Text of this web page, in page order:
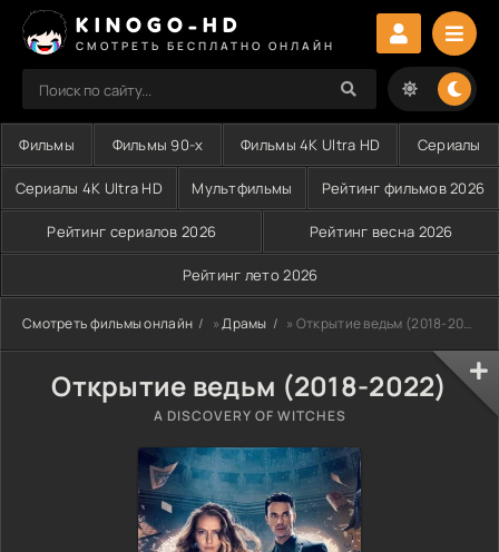
KINOGO-HD
СМОТРЕТЬ БЕСПЛАТНО ОНЛАЙН
Фильмы Фильмы 90-х Фильмы 4K Ultra HD Сериалы
Сериалы 4K Ultra HD Мультфильмы Рейтинг фильмов 2026
Рейтинг сериалов 2026 Рейтинг весна 2026
Рейтинг лето 2026
Смотреть фильмы онлайн »Драмы » Открытие ведьм (2018-2022)
Открытие ведьм (2018-2022)
A DISCOVERY OF WITCHES